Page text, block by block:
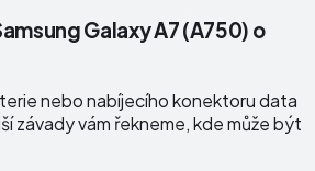
Galaxy A7 (A750) o
nebo nabíjecího konektoru data
závady vám řekneme, kde může být